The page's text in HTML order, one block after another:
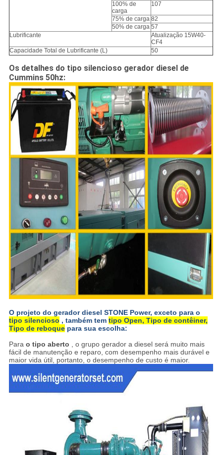
100% de
carga
107
75% de carga 82
50% de carga 57
Lubrificante
Atualização 15W40-
CF4
Capacidade Total de Lubrificante (L)
50
Os detalhes do tipo silencioso gerador diesel de
Cummins 50hz:
O projeto do gerador diesel STONE Power, exceto para o
tipo silencioso , também tem tipo Open, Tipo de contêiner,
Tipo de reboquepara sua escolha:
Para o tipo aberto , o grupo gerador a diesel será muito mais
fácil de manutenção e reparo, com desempenho mais durável e
maior vida útil, portanto, o desempenho de custo é maior.